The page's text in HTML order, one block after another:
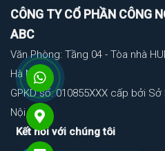
CÔNG TY CỔ PHẦN CÔNG
ABC
Văn Phòng: Tầng 04 - Tòa nhà
Hà Nội
GPKD số: 010855XXX cấp bởi
Nội
Kết nối với chúng tôi